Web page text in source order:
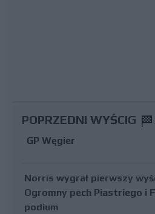
POPRZEDNI WYŚCIG
GP Węgier
Norris wygrał pierwszy
Ogromny pech Piastriego i
podium